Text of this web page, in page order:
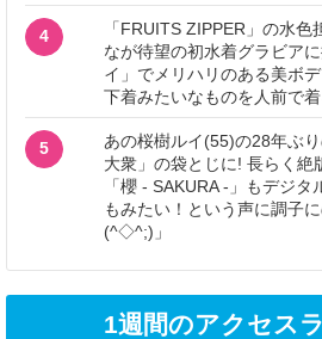
4
「FRUITS ZIPPER」の水色
なが待望の初水着グラビア
イ」でメリハリのある美ボ
下着みたいなものを人前で着
5
あの桜樹ルイ(55)の28年ぶ
大衆」の袋とじに! 長らく絶
「櫻 - SAKURA -」もデジ
もみたい！という声に調子
(^◇^;)」
1週間のアクセス